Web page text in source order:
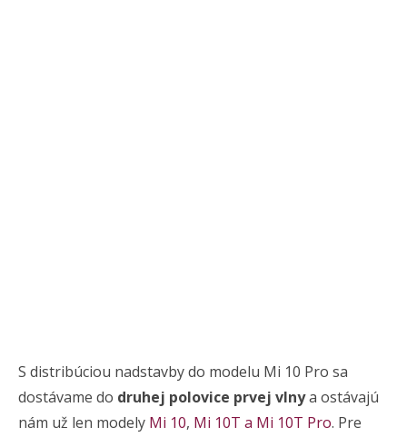
S distribúciou nadstavby do modelu Mi 10 Pro sa
dostávame do druhej polovice prvej vlnya ostávajú
nám už len modely Mi 10, Mi 10T a Mi 10T Pro. Pre